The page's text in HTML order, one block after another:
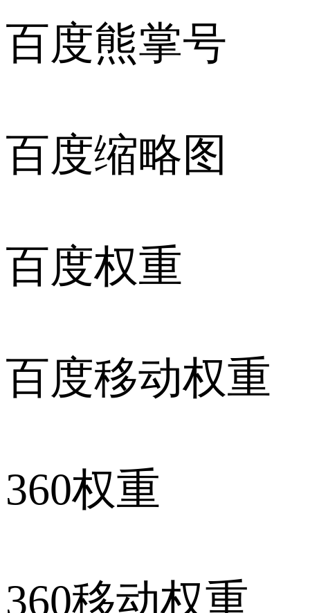
百度熊掌号
百度缩略图
百度权重
百度移动权重
360权重
360移动权重